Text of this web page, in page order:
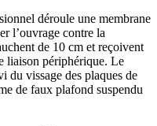
déroule une membrane
l’ouvrage contre la
de 10 cm et reçoivent
liaison périphérique. Le
du vissage des plaques de
de faux plafond suspendu